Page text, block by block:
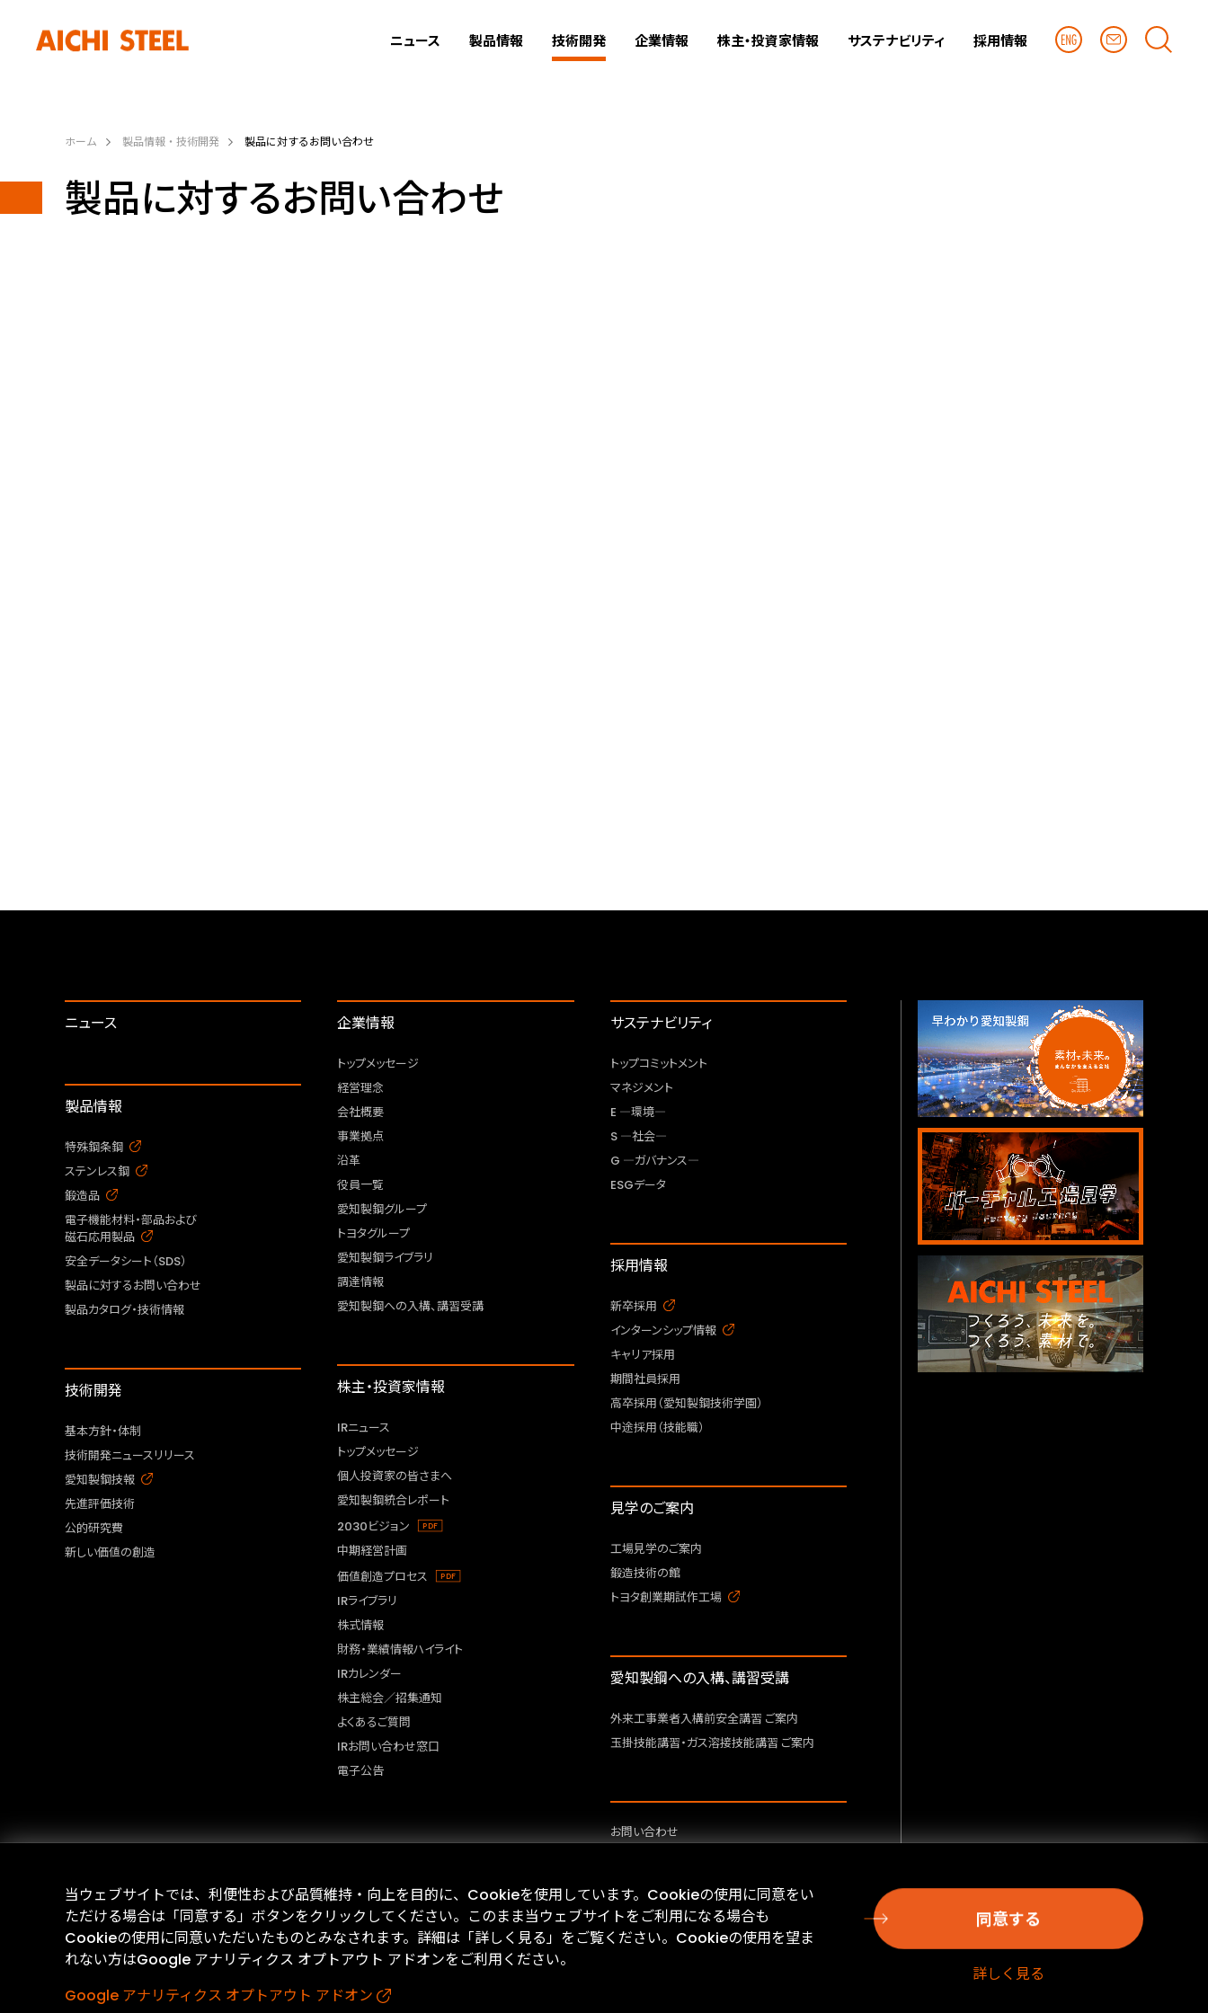
ニュース 製品情報 技術開発 企業情報 株主・投資家情報 サステナビリティ 採用情報
ホーム 製品情報・技術開発 製品に対するお問い合わせ
製品に対するお問い合わせ
ニュース
製品情報
特殊鋼条鋼
ステンレス鋼
鍛造品
電子機能材料・部品および
磁石応用製品
安全データシート（SDS）
製品に対するお問い合わせ
製品カタログ・技術情報
技術開発
基本方針・体制
技術開発ニュースリリース
愛知製鋼技報
先進評価技術
公的研究費
新しい価値の創造
企業情報
トップメッセージ
経営理念
会社概要
事業拠点
沿革
役員一覧
愛知製鋼グループ
トヨタグループ
愛知製鋼ライブラリ
調達情報
愛知製鋼への入構、講習受講
株主・投資家情報
IRニュース
トップメッセージ
個人投資家の皆さまへ
愛知製鋼統合レポート
2030ビジョン
中期経営計画
価値創造プロセス
IRライブラリ
株式情報
財務・業績情報ハイライト
IRカレンダー
株主総会／招集通知
よくあるご質問
IRお問い合わせ窓口
電子公告
サステナビリティ
トップコミットメント
マネジメント
E ―環境―
S ―社会―
G ―ガバナンス―
ESGデータ
採用情報
新卒採用
インターンシップ情報
キャリア採用
期間社員採用
高卒採用（愛知製鋼技術学園）
中途採用（技能職）
見学のご案内
工場見学のご案内
鍛造技術の館
トヨタ創業期試作工場
愛知製鋼への入構、講習受講
外来工事業者入構前安全講習 ご案内
玉掛技能講習・ガス溶接技能講習 ご案内
お問い合わせ
プライバシーポリシー
当ウェブサイトでは、利便性および品質維持・向上を目的に、Cookieを使用しています。Cookieの使用に同意をい
ただける場合は「同意する」ボタンをクリックしてください。このまま当ウェブサイトをご利用になる場合も
Cookieの使用に同意いただいたものとみなされます。詳細は「詳しく見る」をご覧ください。Cookieの使用を望ま
れない方はGoogle アナリティクス オプトアウト アドオンをご利用ください。
Google アナリティクス オプトアウト アドオン
同意する
詳しく見る